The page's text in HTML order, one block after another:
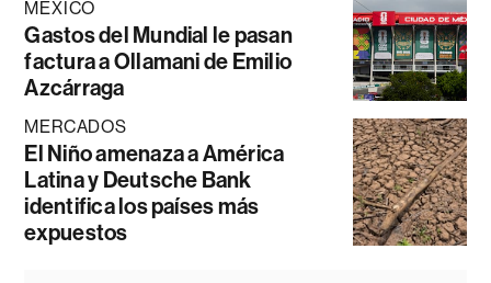
MÉXICO
Gastos del Mundial le pasan
factura a Ollamani de Emilio
Azcárraga
MERCADOS
El Niño amenaza a América
Latina y Deutsche Bank
identifica los países más
expuestos